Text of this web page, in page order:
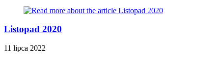
Listopad 2020
11 lipca 2022